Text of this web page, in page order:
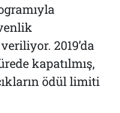
2019’da
kapatılmış,
ödül limiti